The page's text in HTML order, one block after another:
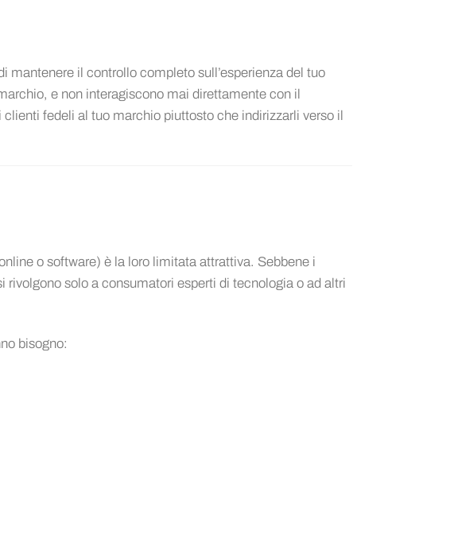
mantenere il controllo completo sull’esperienza del tuo
e non interagiscono mai direttamente con il
fedeli al tuo marchio piuttosto che indirizzarli verso il
o software) è la loro limitata attrattiva. Sebbene i
solo a consumatori esperti di tecnologia o ad altri
bisogno: